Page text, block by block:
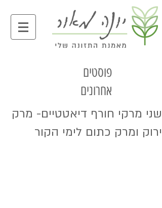
פוסטים
אחרונים
שני מרקי חורף דיאטטיים- מרק
ירוק ומרק כתום לימי הקור